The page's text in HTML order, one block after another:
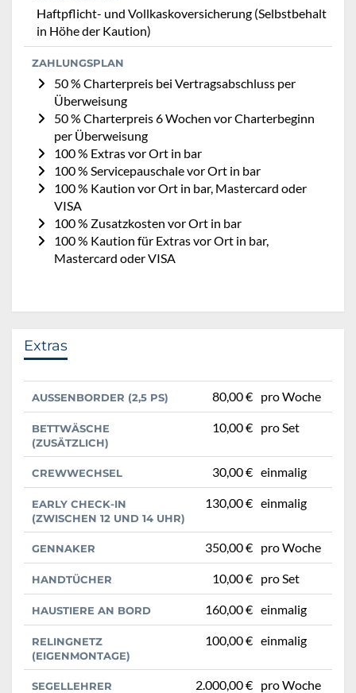
Haftpflicht- und Vollkaskoversicherung (Selbstbehalt
in Höhe der Kaution)
ZAHLUNGSPLAN
50 % Charterpreis bei Vertragsabschluss per
Überweisung
50 % Charterpreis 6 Wochen vor Charterbeginn
per Überweisung
100 % Extras vor Ort in bar
100 % Servicepauschale vor Ort in bar
100 % Kaution vor Ort in bar, Mastercard oder
VISA
100 % Zusatzkosten vor Ort in bar
100 % Kaution für Extras vor Ort in bar,
Mastercard oder VISA
Extras
AUSSENBORDER (2,5 PS) 80,00 € pro Woche
BETTWÄSCHE
(ZUSÄTZLICH)
10,00 € pro Set
CREWWECHSEL 30,00 € einmalig
EARLY CHECK-IN
(ZWISCHEN 12 UND 14 UHR)
130,00 € einmalig
GENNAKER 350,00 € pro Woche
HANDTÜCHER 10,00 € pro Set
HAUSTIERE AN BORD 160,00 € einmalig
RELINGNETZ
(EIGENMONTAGE)
100,00 € einmalig
SEGELLEHRER 2.000,00 € pro Woche